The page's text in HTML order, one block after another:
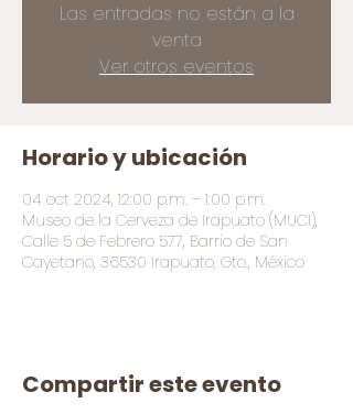
Las entradas no están a la
venta
Ver otros eventos
Horario y ubicación
04 oct 2024, 12:00 p.m. – 1:00 p.m.
Museo de la Cerveza de Irapuato (MUCI),
Calle 5 de Febrero 577, Barrio de San
Cayetano, 36530 Irapuato, Gto., México
Compartir este evento